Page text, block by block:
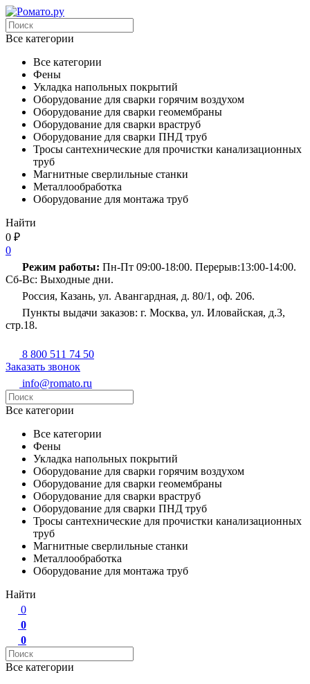
Все категории
Все категории
Фены
Укладка напольных покрытий
Оборудование для сварки горячим воздухом
Оборудование для сварки геомембраны
Оборудование для сварки враструб
Оборудование для сварки ПНД труб
Тросы сантехнические для прочистки канализационных
труб
Магнитные сверлильные станки
Металлообработка
Оборудование для монтажа труб
Найти
0 ₽
0
Режим работы: Пн-Пт 09:00-18:00. Перерыв:13:00-14:00.
Сб-Вс: Выходные дни.
Россия, Казань, ул. Авангардная, д. 80/1, оф. 206.
Пункты выдачи заказов: г. Москва, ул. Иловайская, д.3,
стр.18.
8 800 511 74 50
Заказать звонок
info@romato.ru
Все категории
Все категории
Фены
Укладка напольных покрытий
Оборудование для сварки горячим воздухом
Оборудование для сварки геомембраны
Оборудование для сварки враструб
Оборудование для сварки ПНД труб
Тросы сантехнические для прочистки канализационных
труб
Магнитные сверлильные станки
Металлообработка
Оборудование для монтажа труб
Найти
0
0
0
Все категории